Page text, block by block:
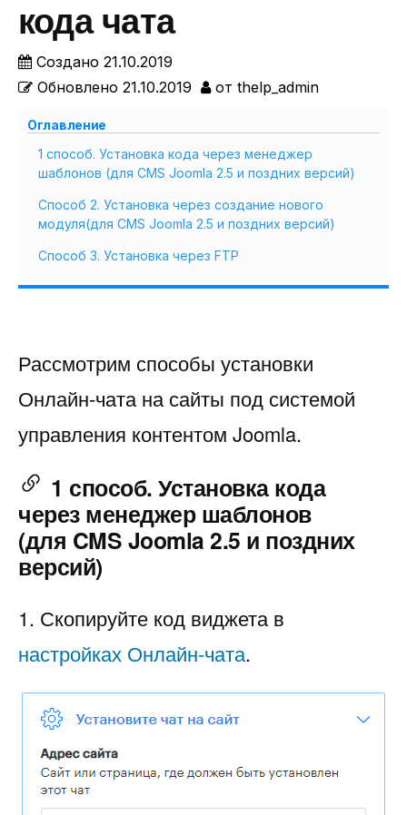
кода чата
Создано 21.10.2019
Обновлено 21.10.2019 от thelp_admin
Оглавление
1 способ. Установка кода через менеджер
шаблонов (для CMS Joomla 2.5 и поздних версий)
Способ 2. Установка через создание нового
модуля(для CMS Joomla 2.5 и поздних версий)
Способ 3. Установка через FTP
Рассмотрим способы установки
Онлайн-чата на сайты под системой
управления контентом Joomla.
1 способ. Установка кода
через менеджер шаблонов
(для CMS Joomla 2.5 и поздних
версий)
1. Скопируйте код виджета в
настройках Онлайн-чата.